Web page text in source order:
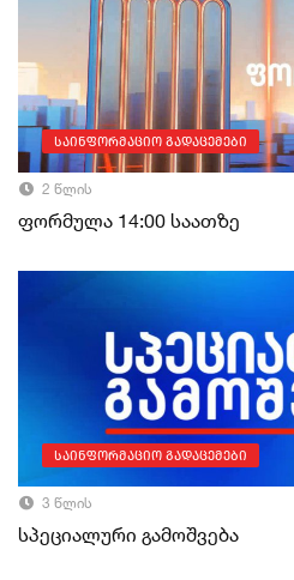
საინფორმაციო გადაცემები
2 წლის
ფორმულა 14:00 საათზე
საინფორმაციო გადაცემები
3 წლის
სპეციალური გამოშვება